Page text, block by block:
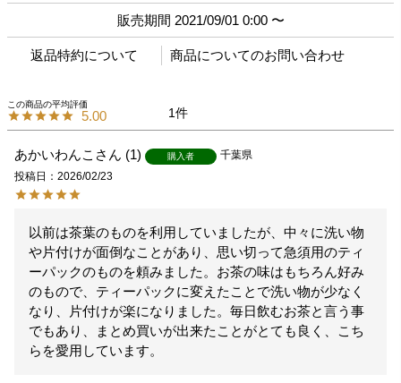
販売期間 2021/09/01 0:00 〜
返品特約について 商品についてのお問い合わせ
5.00 1
あかいわんこ 1 購入者
千葉県
投稿日
2026/02/23
以前は茶葉のものを利用していましたが、中々に洗い物
や片付けが面倒なことがあり、思い切って急須用のティ
ーパックのものを頼みました。お茶の味はもちろん好み
のもので、ティーパックに変えたことで洗い物が少なく
なり、片付けが楽になりました。毎日飲むお茶と言う事
でもあり、まとめ買いが出来たことがとても良く、こち
らを愛用しています。